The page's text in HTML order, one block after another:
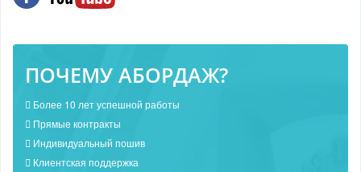
ПОЧЕМУ АБОРДАЖ?
Более 10 лет успешной работы
Прямые контракты
Индивидуальный пошив
Клиентская поддержка